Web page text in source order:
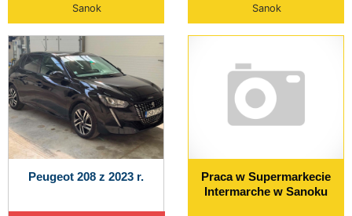
Sanok
Sanok
Peugeot 208 z 2023 r.
Praca w Supermarkecie
Intermarche w Sanoku